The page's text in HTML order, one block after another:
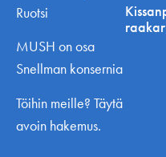
Ruotsi
MUSH on osa
Snellman konsernia
Töihin meille? Täytä
avoin hakemus.